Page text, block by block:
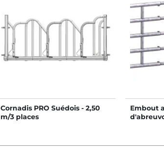
Cornadis PRO Suédois - 2,50
m/3 places
Embout